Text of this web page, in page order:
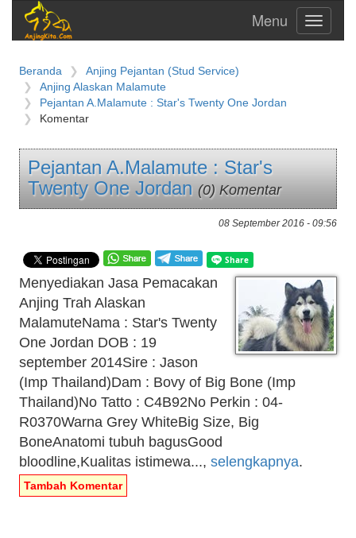
Toggle
Beranda
Anjing Pejantan (Stud Service)
Anjing Alaskan Malamute
Pejantan A.Malamute : Star's Twenty One Jordan
Komentar
Pejantan A.Malamute : Star's
Twenty One Jordan (0) Komentar
08 September 2016 - 09:56
Menyediakan Jasa Pemacakan
Anjing Trah Alaskan
MalamuteNama : Star's Twenty
One Jordan DOB : 19
september 2014Sire : Jason
(Imp Thailand)Dam : Bovy of Big Bone (Imp
Thailand)No Tatto : C4B92No Perkin : 04-
R0370Warna Grey WhiteBig Size, Big
BoneAnatomi tubuh bagusGood
bloodline,Kualitas istimewa..., selengkapnya.
Tambah Komentar